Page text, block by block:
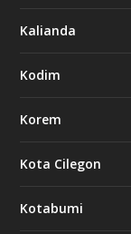
Kalianda
Kodim
Korem
Kota Cilegon
Kotabumi